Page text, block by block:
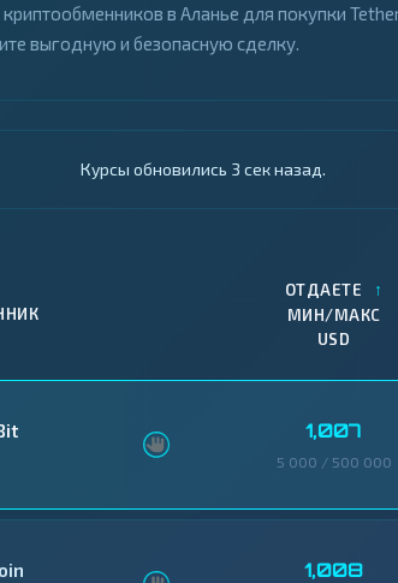
в Аланье для покупки
выгодную и безопасную сделку.
Курсы обновились 4 сек назад.
ОТДАЕТЕ ↑
МИН/МАКС
USD
1,007
5 000 / 500 000
1,008